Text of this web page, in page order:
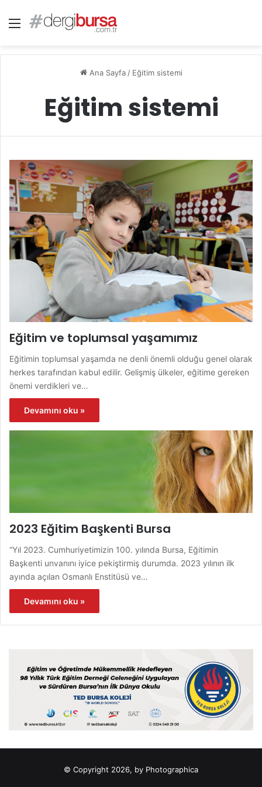
Menü
Ana Sayfa / Eğitim sistemi
Eğitim sistemi
Eğitim ve toplumsal yaşamımız
Eğitimin toplumsal yaşamda ne denli önemli olduğu genel olarak
herkes tarafından kabul edilir. Gelişmiş ülkeler, eğitime gereken
önemi verdikleri ve…
Devamını oku »
2023 Eğitim Başkenti Bursa
“Yıl 2023. Cumhuriyetimizin 100. yılında Bursa, Eğitimin
Başkenti unvanını iyice pekiştirmiş durumda. 2023 yılının ilk
ayında açılan Osmanlı Enstitüsü ve…
Devamını oku »
© Copyright 2026, by Photographica